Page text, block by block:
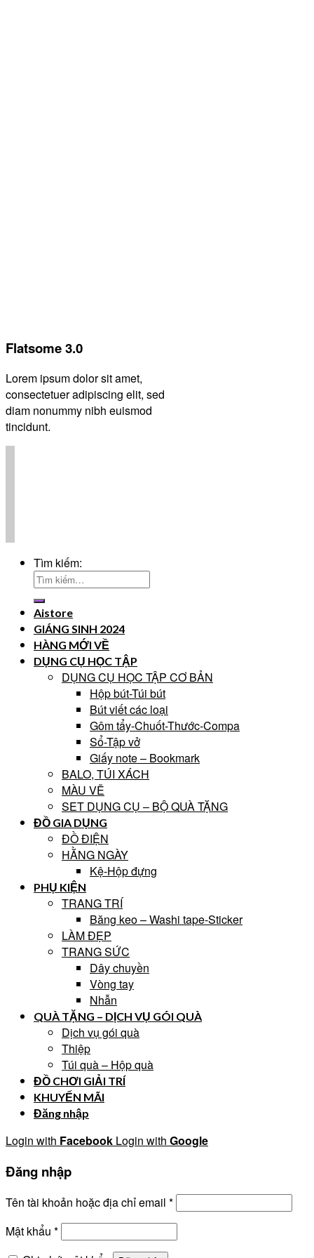
Flatsome 3.0
Lorem ipsum dolor sit amet,
consectetuer adipiscing elit, sed
diam nonummy nibh euismod
tincidunt.
Tìm kiếm:
Aistore
GIÁNG SINH 2024
HÀNG MỚI VỀ
DỤNG CỤ HỌC TẬP
DỤNG CỤ HỌC TẬP CƠ BẢN
Hộp bút-Túi bút
Bút viết các loại
Gôm tẩy-Chuốt-Thước-Compa
Sổ-Tập vở
Giấy note – Bookmark
BALO, TÚI XÁCH
MÀU VẼ
SET DỤNG CỤ – BỘ QUÀ TẶNG
ĐỒ GIA DỤNG
ĐỒ ĐIỆN
HẰNG NGÀY
Kệ-Hộp đựng
PHỤ KIỆN
TRANG TRÍ
Băng keo – Washi tape-Sticker
LÀM ĐẸP
TRANG SỨC
Dây chuyền
Vòng tay
Nhẫn
QUÀ TẶNG – DỊCH VỤ GÓI QUÀ
Dịch vụ gói quà
Thiệp
Túi quà – Hộp quà
ĐỒ CHƠI GIẢI TRÍ
KHUYẾN MÃI
Đăng nhập
Login with Facebook Login with Google
Đăng nhập
Tên tài khoản hoặc địa chỉ email *
Mật khẩu *